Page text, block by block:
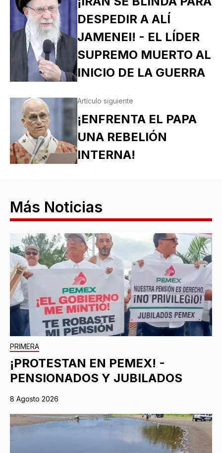
DESPEDIR A ALÍ
JAMENEI! - EL LÍDER
SUPREMO MUERTO AL
INICIO DE LA GUERRA
Artículo siguiente
¡ENFRENTA EL PAPA
UNA REBELIÓN
INTERNA!
Más Noticias
PRIMERA
¡PROTESTAN EN PEMEX! -
PENSIONADOS Y JUBILADOS
8 Agosto 2026